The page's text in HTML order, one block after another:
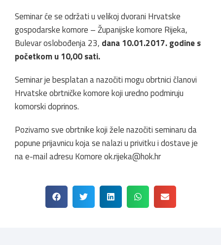
Seminar će se održati u velikoj dvorani Hrvatske
gospodarske komore – Županijske komore Rijeka,
Bulevar oslobođenja 23, dana 10.01.2017. godine s
početkom u 10,00 sati.
Seminar je besplatan a nazočiti mogu obrtnici članovi
Hrvatske obrtničke komore koji uredno podmiruju
komorski doprinos.
Pozivamo sve obrtnike koji žele nazočiti seminaru da
popune prijavnicu koja se nalazi u privitku i dostave je
na e-mail adresu Komoreok.rijeka@hok.hr